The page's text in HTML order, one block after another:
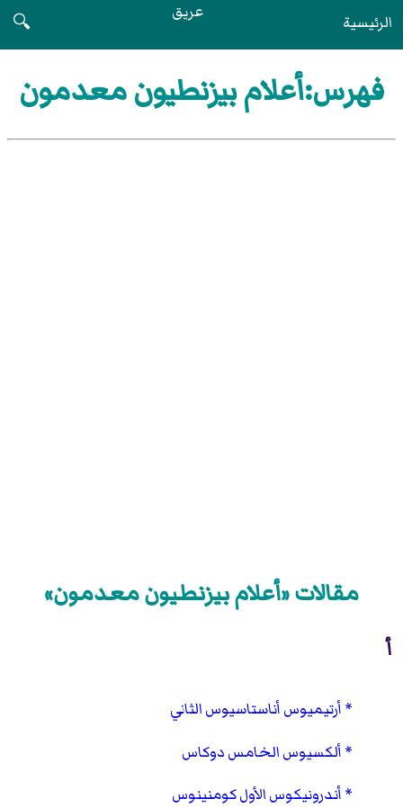
الرئيسية عريق
🔍
فهرس:أعلام بيزنطيون معدمون
مقالات «أعلام بيزنطيون معدمون»
أ
أرتيميوس أناستاسيوس الثاني
ألكسيوس الخامس دوكاس
أندرونيكوس الأول كومنينوس